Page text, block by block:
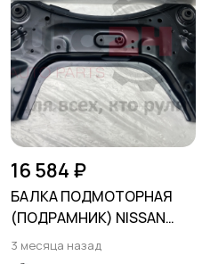
16 584 ₽
БАЛКА ПОДМОТОРНАЯ
(ПОДРАМНИК) NISSAN
NOTE E11 2006-2013
3 месяца назад